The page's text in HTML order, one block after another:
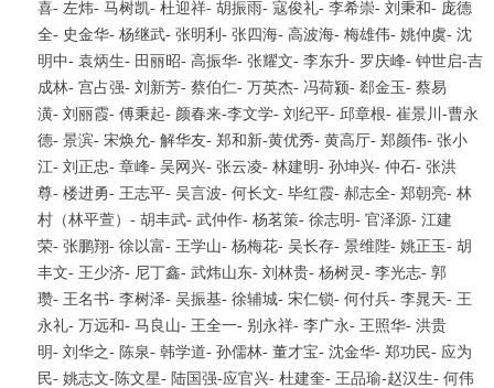
喜- 左炜- 马树凯- 杜迎祥- 胡振雨- 寇俊礼- 李希崇- 刘秉和- 庞德
全- 史金华- 杨继武- 张明利- 张四海- 高波海- 梅雄伟- 姚仲虞- 沈
明中- 袁炳生- 田丽昭- 高振华- 张耀文- 李东升- 罗庆峰- 钟世启-吉
成林- 宫占强- 刘新芳- 蔡伯仁- 万英杰- 冯荷颍- 郄金玉- 蔡易
潢- 刘丽霞- 傅秉起- 颜春来-李文学- 刘纪平- 邱章根- 崔景川-曹永
德- 景滨- 宋焕允- 解华友- 郑和新-黄优秀- 黄高厅- 郑颜伟- 张小
江- 刘正忠- 章峰- 吴网兴- 张云凌- 林建明- 孙坤兴- 仲石- 张洪
尊- 楼进勇- 王志平- 吴言波- 何长文- 毕红霞- 郝志全- 郑朝亮- 林
村（林平萱）- 胡丰武- 武仲作- 杨茗策- 徐志明- 官泽源- 江建
荣- 张鹏翔- 徐以富- 王学山- 杨梅花- 吴长存- 景维陛- 姚正玉- 胡
丰文- 王少济- 尼丁鑫- 武炜山东- 刘林贵- 杨树灵- 李光志- 郭
瓒- 王名书- 李树泽- 吴振基- 徐辅城- 宋仁锁- 何付兵- 李晁天- 王
永礼- 万远和- 马良山- 王全一- 别永祥- 李广永- 王照华- 洪贵
明- 刘华之- 陈泉- 韩学道- 孙儒林- 董才宝- 沈金华- 郑功民- 应为
民- 姚志文-陈文星- 陆国强-应官兴- 杜建奎- 王品瑜-赵汉生- 何伟